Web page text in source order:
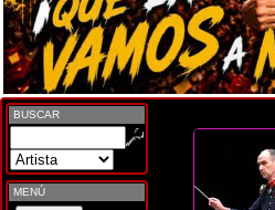
BUSCAR
MENÚ